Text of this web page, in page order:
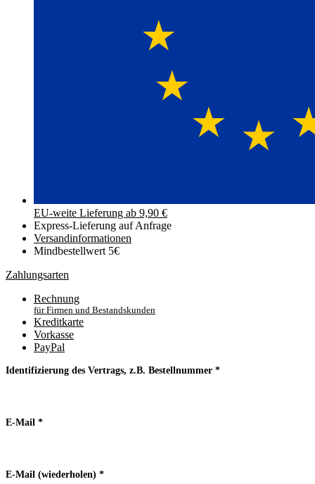
EU-weite Lieferung ab 9,90 €
Express-Lieferung auf Anfrage
Versand­informationen
Mindbestellwert 5€
Zahlungsarten
Rechnung
für Firmen und Bestandskunden
Kreditkarte
Vorkasse
PayPal
Identifizierung des Vertrags, z.B. Bestellnummer *
E-Mail *
E-Mail (wiederholen) *